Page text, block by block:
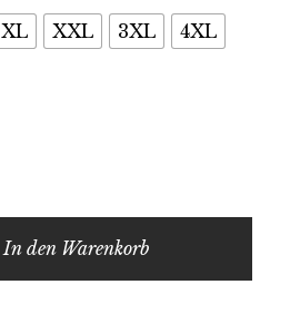
XL XXL 3XL
4XL
In den Warenkorb